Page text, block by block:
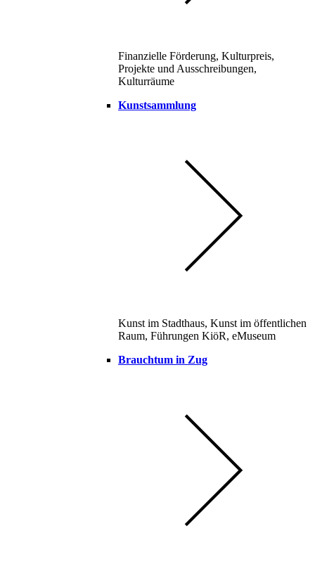
Finanzielle Förderung, Kulturpreis,
Projekte und Ausschreibungen,
Kulturräume
Kunstsammlung
Kunst im Stadthaus, Kunst im öffentlichen
Raum, Führungen KiöR, eMuseum
Brauchtum in Zug